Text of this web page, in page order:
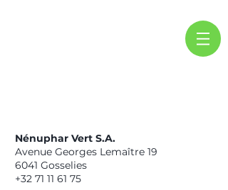
Nénuphar Vert S.A.
Avenue Georges Lemaître 19
6041 Gosselies
+32 71 11 61 75